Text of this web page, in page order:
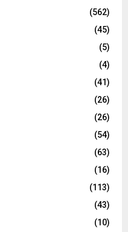
(562)
(45)
(5)
(4)
(41)
(26)
(26)
(54)
(63)
(16)
(113)
(43)
(10)